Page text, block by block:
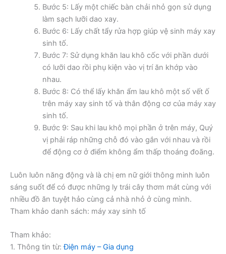
Bước 5: Lấy một chiếc bàn chải nhỏ gọn sử dụng
làm sạch lưỡi dao xay.
Bước 6: Lấy chất tẩy rửa hợp giúp vệ sinh máy xay
sinh tố.
Bước 7: Sử dụng khăn lau khô cốc với phần dưới
có lưỡi dao rồi phụ kiện vào vị trí ăn khớp vào
nhau.
Bước 8: Có thể lấy khăn ẩm lau khô một số vết ố
trên máy xay sinh tố và thân động cơ của máy xay
sinh tố.
Bước 9: Sau khi lau khô mọi phần ở trên máy, Quý
vị phải ráp những chỗ đó vào gắn với nhau và rồi
để động cơ ở điểm không ẩm thấp thoáng đoãng.
Luôn luôn năng động và là chị em nữ giới thông minh luôn
sáng suốt để có được những ly trái cây thơm mát cùng với
nhiều đồ ăn tuyệt hảo cùng cả nhà nhỏ ở cùng mình.
Tham khảo danh sách: máy xay sinh tố
Tham khảo:
1. Thông tin từ:Điện máy – Gia dụng